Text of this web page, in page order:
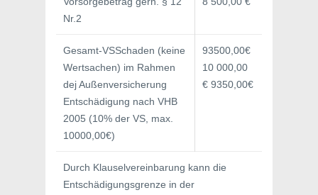
Nr.2
Gesamt-VSSchaden (keine
Wertsachen) im Rahmen
dej Außenversicherung
Entschädigung nach VHB
2005 (10% der VS, max.
10000,00€)
93500,00€
10 000,00
€ 9350,00€
Durch Klauselvereinbarung kann die
Entschädigungsgrenze in der